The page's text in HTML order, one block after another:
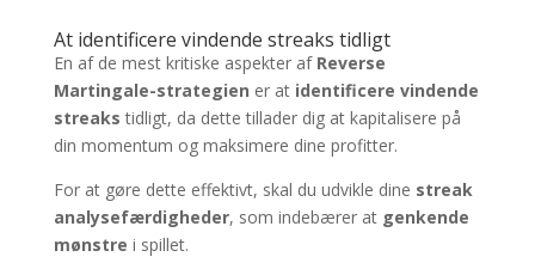
At identificere vindende streaks tidligt
En af de mest kritiske aspekter af Reverse
Martingale-strategien er at identificere vindende
streaks tidligt, da dette tillader dig at kapitalisere på
din momentum og maksimere dine profitter.
For at gøre dette effektivt, skal du udvikle dine streak
analysefærdigheder, som indebærer at genkende
mønstre i spillet.